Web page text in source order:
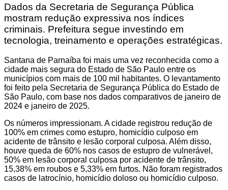
Dados da Secretaria de Segurança Pública
mostram redução expressiva nos índices
criminais. Prefeitura segue investindo em
tecnologia, treinamento e operações estratégicas.
Santana de Parnaíba foi mais uma vez reconhecida como a
cidade mais segura do Estado de São Paulo entre os
municípios com mais de 100 mil habitantes. O levantamento
foi feito pela Secretaria de Segurança Pública do Estado de
São Paulo, com base nos dados comparativos de janeiro de
2024 e janeiro de 2025.
Os números impressionam. A cidade registrou redução de
100% em crimes como estupro, homicídio culposo em
acidente de trânsito e lesão corporal culposa. Além disso,
houve queda de 60% nos casos de estupro de vulnerável,
50% em lesão corporal culposa por acidente de trânsito,
15,38% em roubos e 5,33% em furtos. Não foram registrados
casos de latrocínio, homicídio doloso ou homicídio culposo.